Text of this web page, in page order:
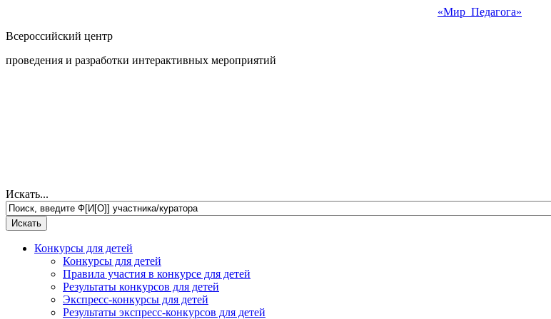
«Мир Педагога»
Всероссийский центр
проведения и разработки интерактивных мероприятий
Искать...
Конкурсы для детей
Конкурсы для детей
Правила участия в конкурсе для детей
Результаты конкурсов для детей
Экспресс-конкурсы для детей
Результаты экспресс-конкурсов для детей